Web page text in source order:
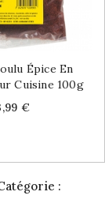
Épice En
Cuisine 100g
€
: